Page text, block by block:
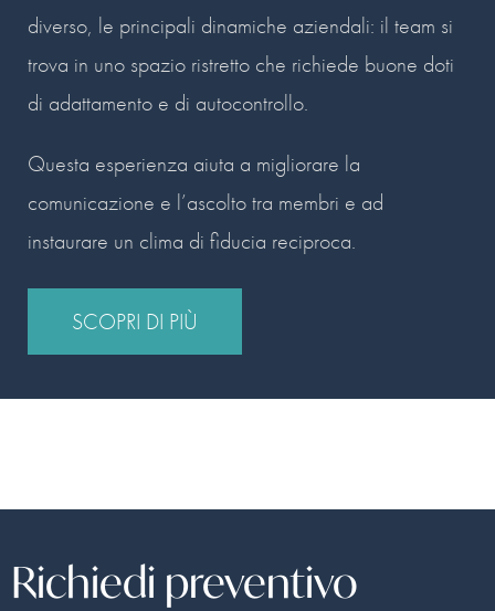
diverso, le principali dinamiche aziendali: il team si
trova in uno spazio ristretto che richiede buone doti
di adattamento e di autocontrollo.
Questa esperienza aiuta a migliorare la
comunicazione e l’ascolto tra membri e ad
instaurare un clima di fiducia reciproca.
SCOPRI DI PIÙ
Richiedi preventivo